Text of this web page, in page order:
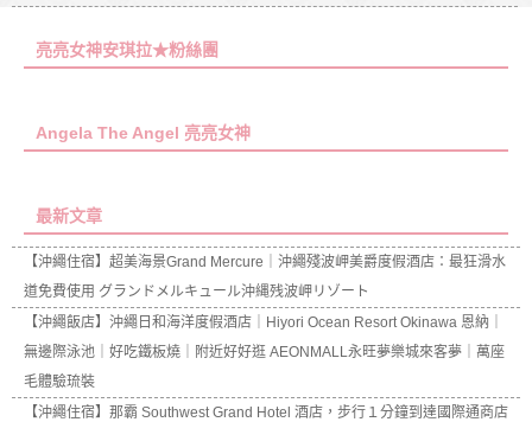
亮亮女神安琪拉★粉絲團
Angela The Angel 亮亮女神
最新文章
【沖繩住宿】超美海景Grand Mercure｜沖繩殘波岬美爵度假酒店：最狂滑水
道免費使用 グランドメルキュール沖縄残波岬リゾート
【沖繩飯店】沖繩日和海洋度假酒店｜Hiyori Ocean Resort Okinawa 恩納｜
無邊際泳池｜好吃鐵板燒｜附近好好逛 AEONMALL永旺夢樂城來客夢｜萬座
毛體驗琉裝
【沖繩住宿】那霸 Southwest Grand Hotel 酒店，步行１分鐘到達國際通商店